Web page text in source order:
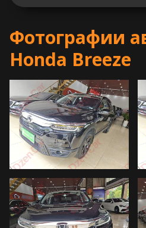
Фотографии
Honda Breeze